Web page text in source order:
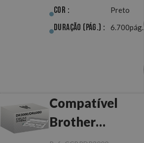
Cor : Preto
Duração (pág.) : 6.700pág.
Compatível
Brother